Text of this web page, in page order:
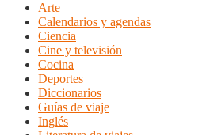
Arte
Calendarios y agendas
Ciencia
Cine y televisión
Cocina
Deportes
Diccionarios
Guías de viaje
Inglés